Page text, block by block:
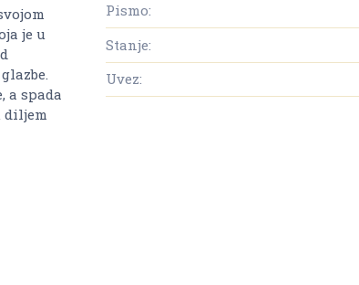
je u
a spada
diljem
Pismo:
Stanje:
Uvez: